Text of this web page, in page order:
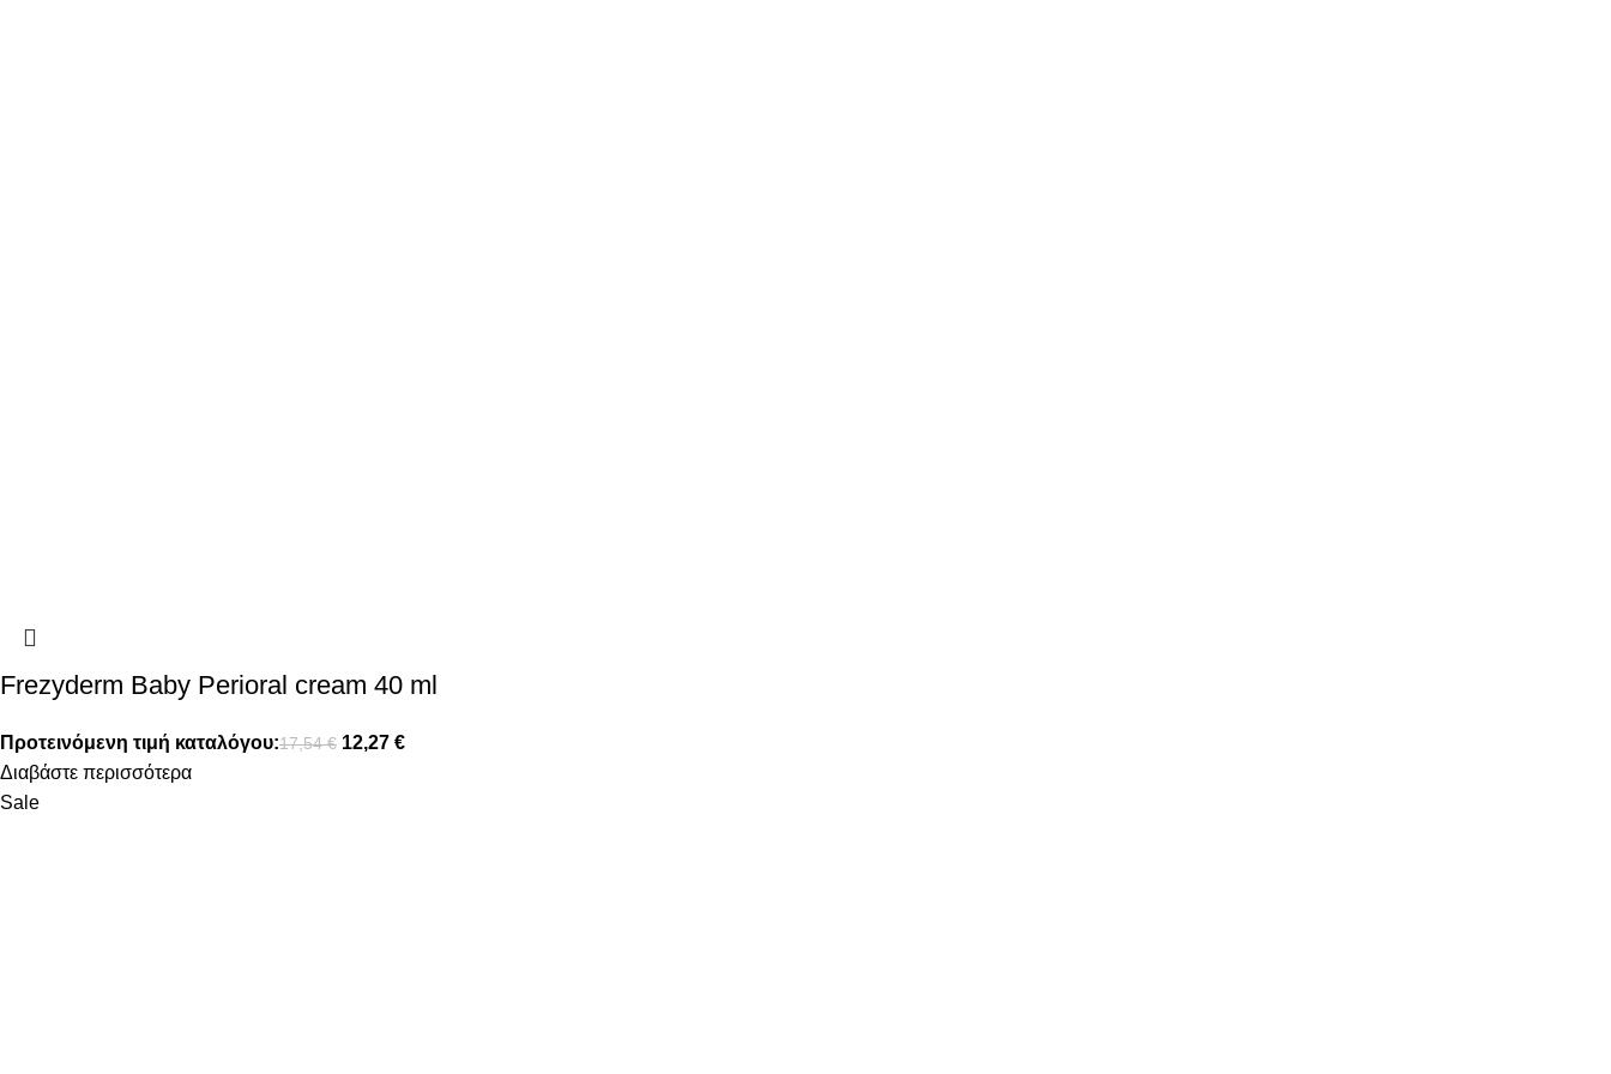
Frezyderm Baby Perioral cream 40 ml
Προτεινόμενη τιμή καταλόγου:17,54€ 12,27 €
Διαβάστε περισσότερα
Sale